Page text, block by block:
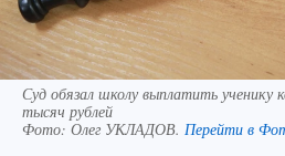
Суд обязал школу выплатить ученику
тысяч рублей
Фото: Олег УКЛАДОВ. Перейти в